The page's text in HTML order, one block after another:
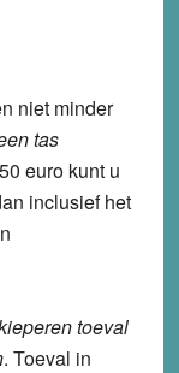
niet minder
tas
euro kunt u
inclusief het
toeval
. Toeval in